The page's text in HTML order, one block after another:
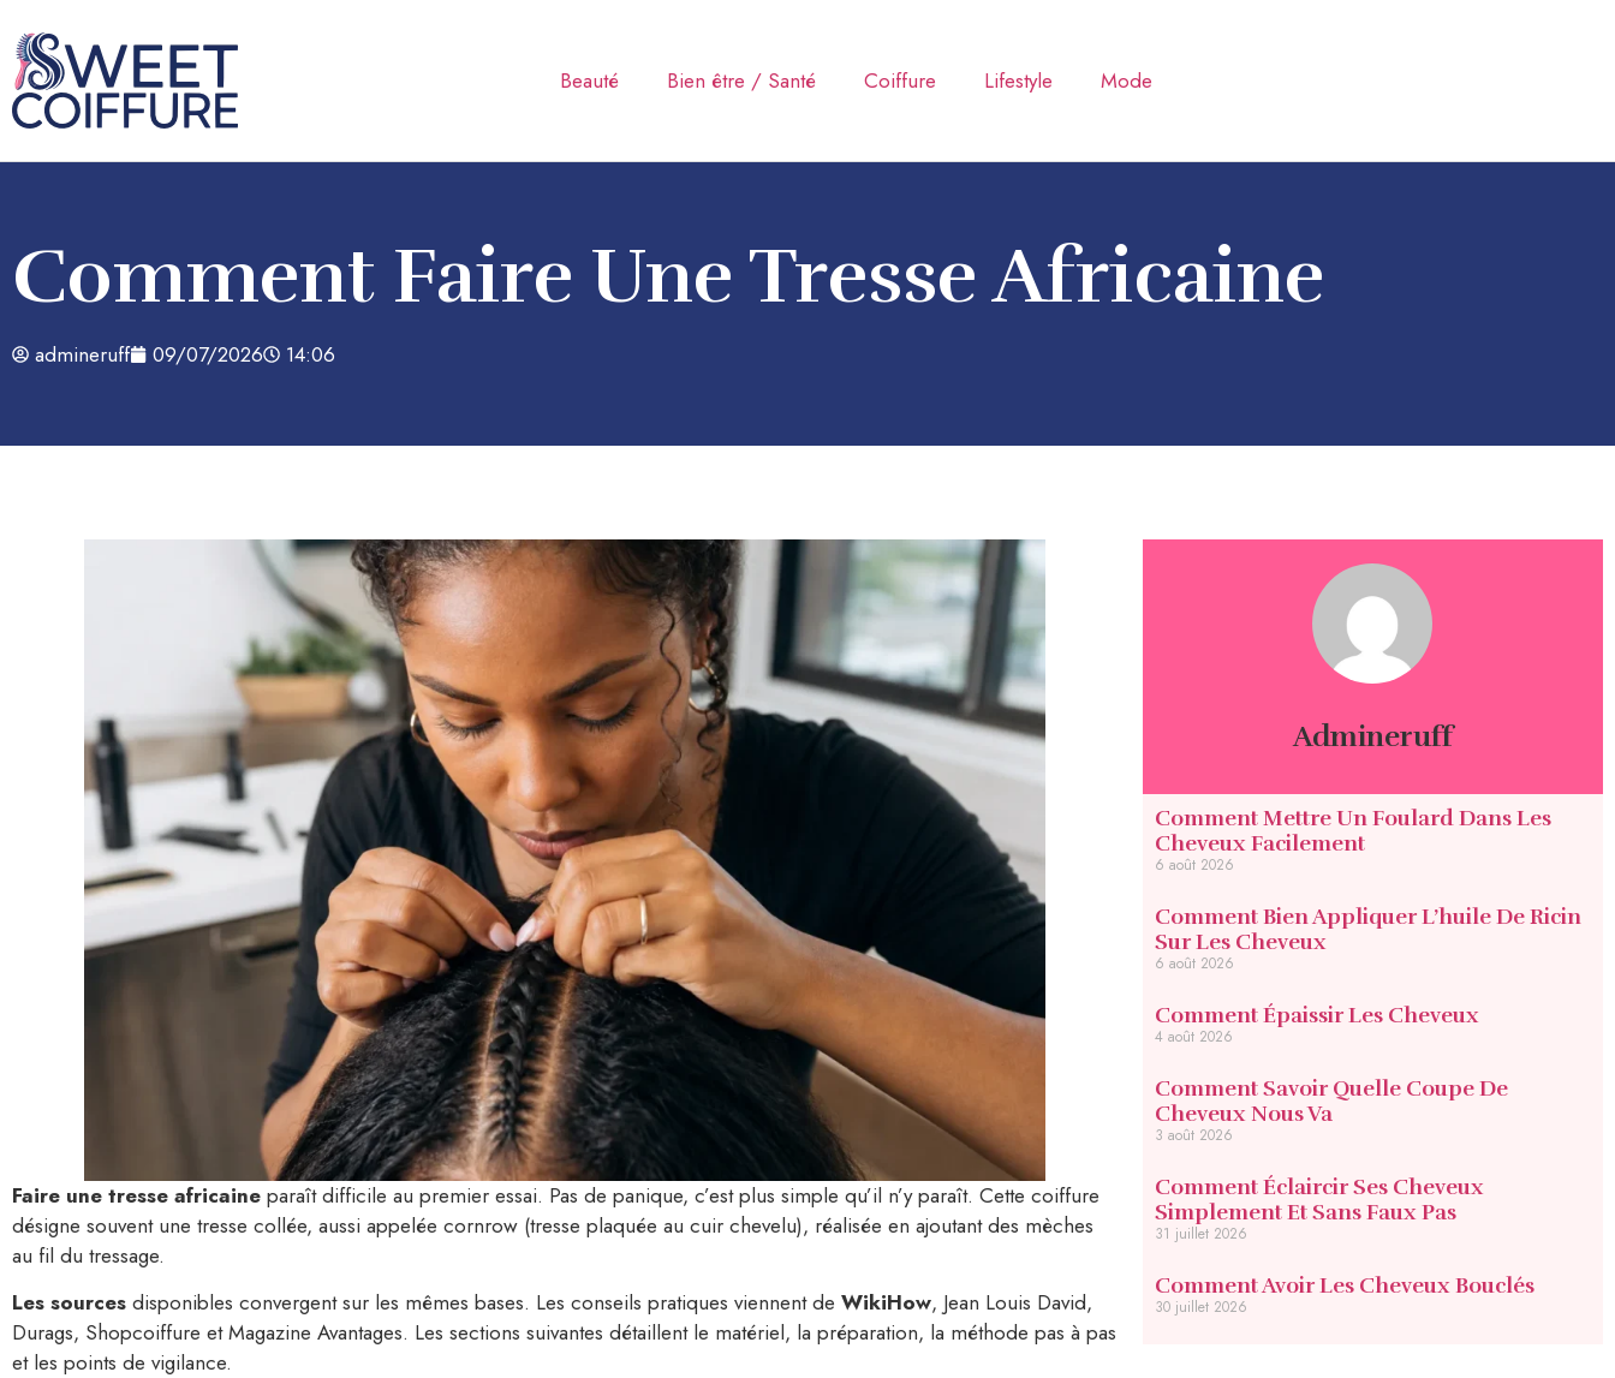
Beauté Bien être / Santé Coiffure Lifestyle Mode
Comment Faire Une Tresse Africaine
admineruff 09/07/2026 14:06
Faire une tresse africaine paraît difficile au premier essai. Pas de panique, c’est plus simple qu’il n’y paraît. Cette coiffure
désigne souvent une tresse collée, aussi appelée cornrow (tresse plaquée au cuir chevelu), réalisée en ajoutant des mèches
au fil du tressage.
Les sources disponibles convergent sur les mêmes bases. Les conseils pratiques viennent de WikiHow, Jean Louis David,
Durags, Shopcoiffure et Magazine Avantages. Les sections suivantes détaillent le matériel, la préparation, la méthode pas à pas
et les points de vigilance.
Admineruff
Comment Mettre Un Foulard Dans Les
Cheveux Facilement
6 août 2026
Comment Bien Appliquer L’huile De Ricin
Sur Les Cheveux
6 août 2026
Comment Épaissir Les Cheveux
4 août 2026
Comment Savoir Quelle Coupe De
Cheveux Nous Va
3 août 2026
Comment Éclaircir Ses Cheveux
Simplement Et Sans Faux Pas
31 juillet 2026
Comment Avoir Les Cheveux Bouclés
30 juillet 2026